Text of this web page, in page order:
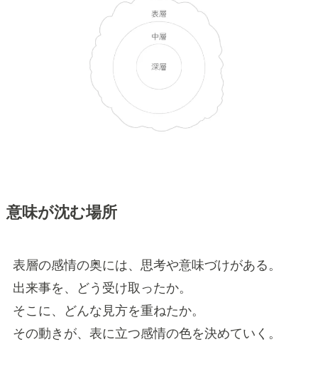
意味が沈む場所
表層の感情の奥には、思考や意味づけがある。
出来事を、どう受け取ったか。
そこに、どんな見方を重ねたか。
その動きが、表に立つ感情の色を決めていく。